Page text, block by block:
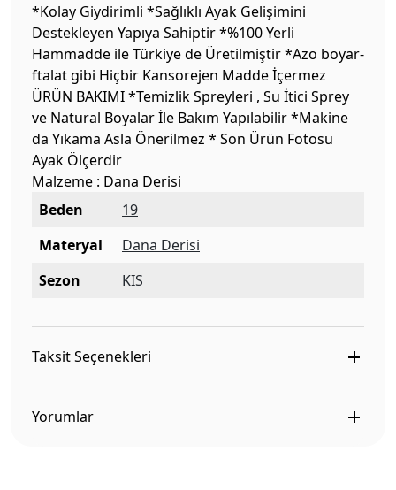
*Kolay Giydirimli *Sağlıklı Ayak Gelişimini
Destekleyen Yapıya Sahiptir *%100 Yerli
Hammadde ile Türkiye de Üretilmiştir *Azo boyar-
ftalat gibi Hiçbir Kansorejen Madde İçermez
ÜRÜN BAKIMI *Temizlik Spreyleri , Su İtici Sprey
ve Natural Boyalar İle Bakım Yapılabilir *Makine
da Yıkama Asla Önerilmez * Son Ürün Fotosu
Ayak Ölçerdir
Malzeme : Dana Derisi
Beden
19
Materyal
Dana Derisi
Sezon
KIS
Taksit Seçenekleri
Yorumlar